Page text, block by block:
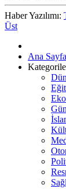
Haber Yazılımı:
Üst
Ana Sayfa